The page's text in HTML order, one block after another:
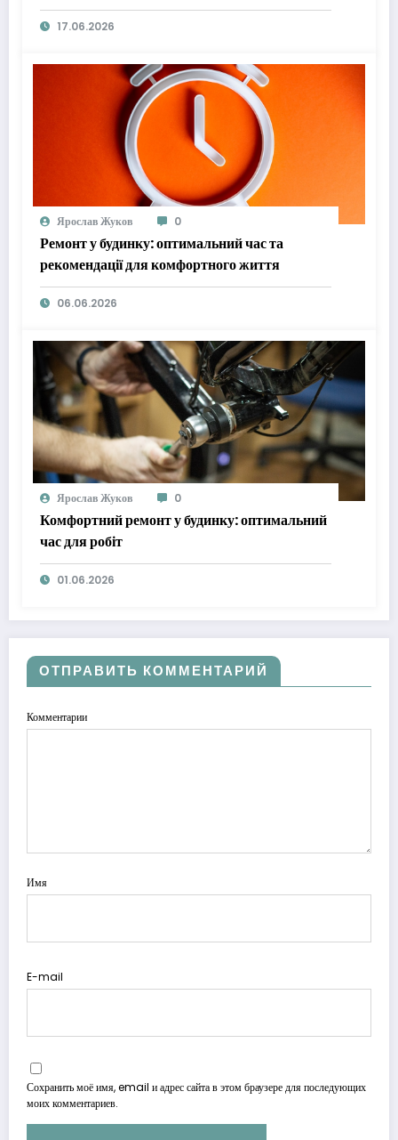
17.06.2026
Ярослав Жуков 0
Ремонт у будинку: оптимальний час та
рекомендації для комфортного життя
06.06.2026
Ярослав Жуков 0
Комфортний ремонт у будинку: оптимальний
час для робіт
01.06.2026
ОТПРАВИТЬ КОММЕНТАРИЙ
Комментарии
Имя
E-mail
Сохранить моё имя, email и адрес сайта в этом браузере для последующих
моих комментариев.